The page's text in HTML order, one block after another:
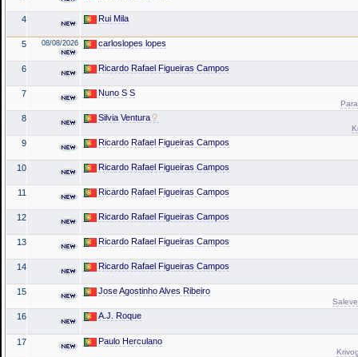
4 Rui Mila
5 08/08/2026 carloslopes lopes
6 Ricardo Rafael Figueiras Campos
7 Nuno S S
8 Silvia Ventura
9 Ricardo Rafael Figueiras Campos
10 Ricardo Rafael Figueiras Campos
11 Ricardo Rafael Figueiras Campos
12 Ricardo Rafael Figueiras Campos
13 Ricardo Rafael Figueiras Campos
14 Ricardo Rafael Figueiras Campos
15 Jose Agostinho Alves Ribeiro
16 A.J. Roque
17 Paulo Herculano